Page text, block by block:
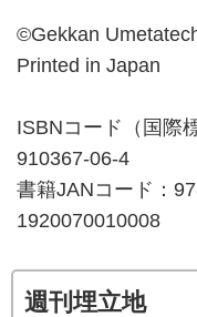
©Gekkan
Printed in Japan
ISBNコード（国際
910367-06-4
書籍JANコード：
1920070010008
週刊埋立地